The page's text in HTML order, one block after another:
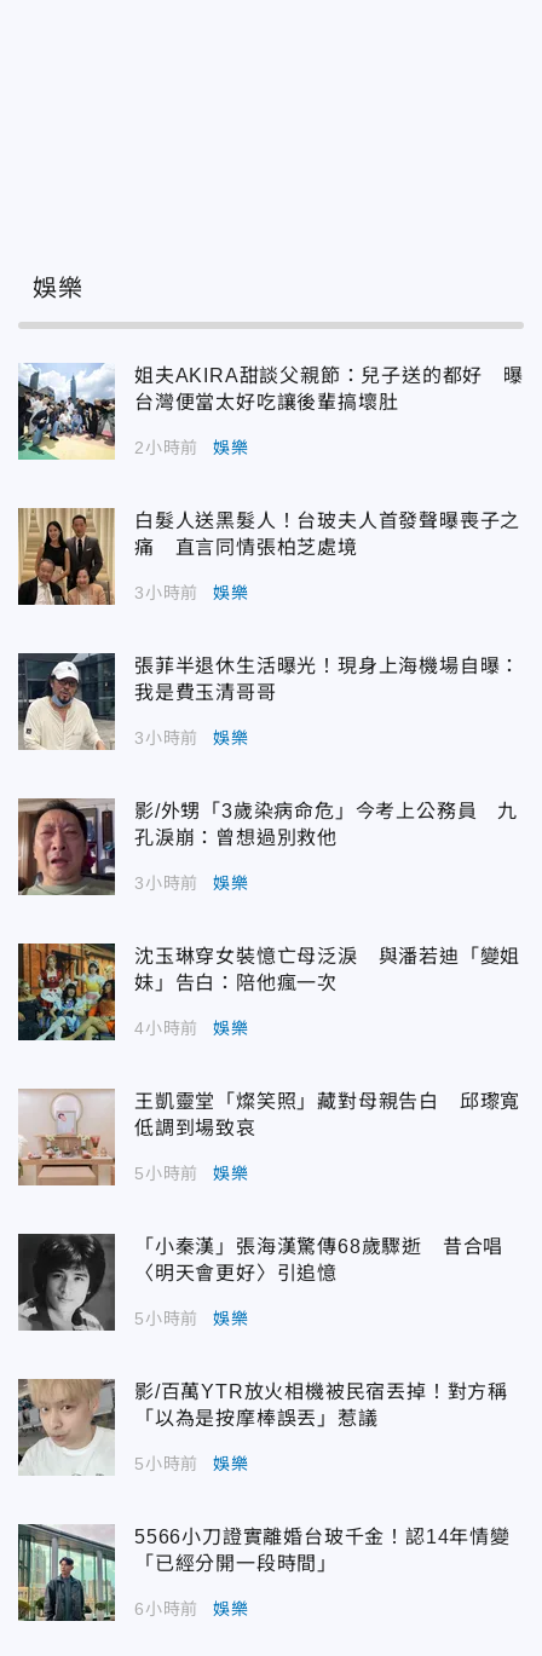
娛樂
姐夫AKIRA甜談父親節：兒子送的都好 曝
台灣便當太好吃讓後輩搞壞肚
2小時前 娛樂
白髮人送黑髮人！台玻夫人首發聲曝喪子之
痛 直言同情張柏芝處境
3小時前 娛樂
張菲半退休生活曝光！現身上海機場自曝：
我是費玉清哥哥
3小時前 娛樂
影/外甥「3歲染病命危」今考上公務員 九
孔淚崩：曾想過別救他
3小時前 娛樂
沈玉琳穿女裝憶亡母泛淚 與潘若迪「變姐
妹」告白：陪他瘋一次
4小時前 娛樂
王凱靈堂「燦笑照」藏對母親告白 邱瓈寬
低調到場致哀
5小時前 娛樂
「小秦漢」張海漢驚傳68歲驟逝 昔合唱
〈明天會更好〉引追憶
5小時前 娛樂
影/百萬YTR放火相機被民宿丟掉！對方稱
「以為是按摩棒誤丟」惹議
5小時前 娛樂
5566小刀證實離婚台玻千金！認14年情變
「已經分開一段時間」
6小時前 娛樂